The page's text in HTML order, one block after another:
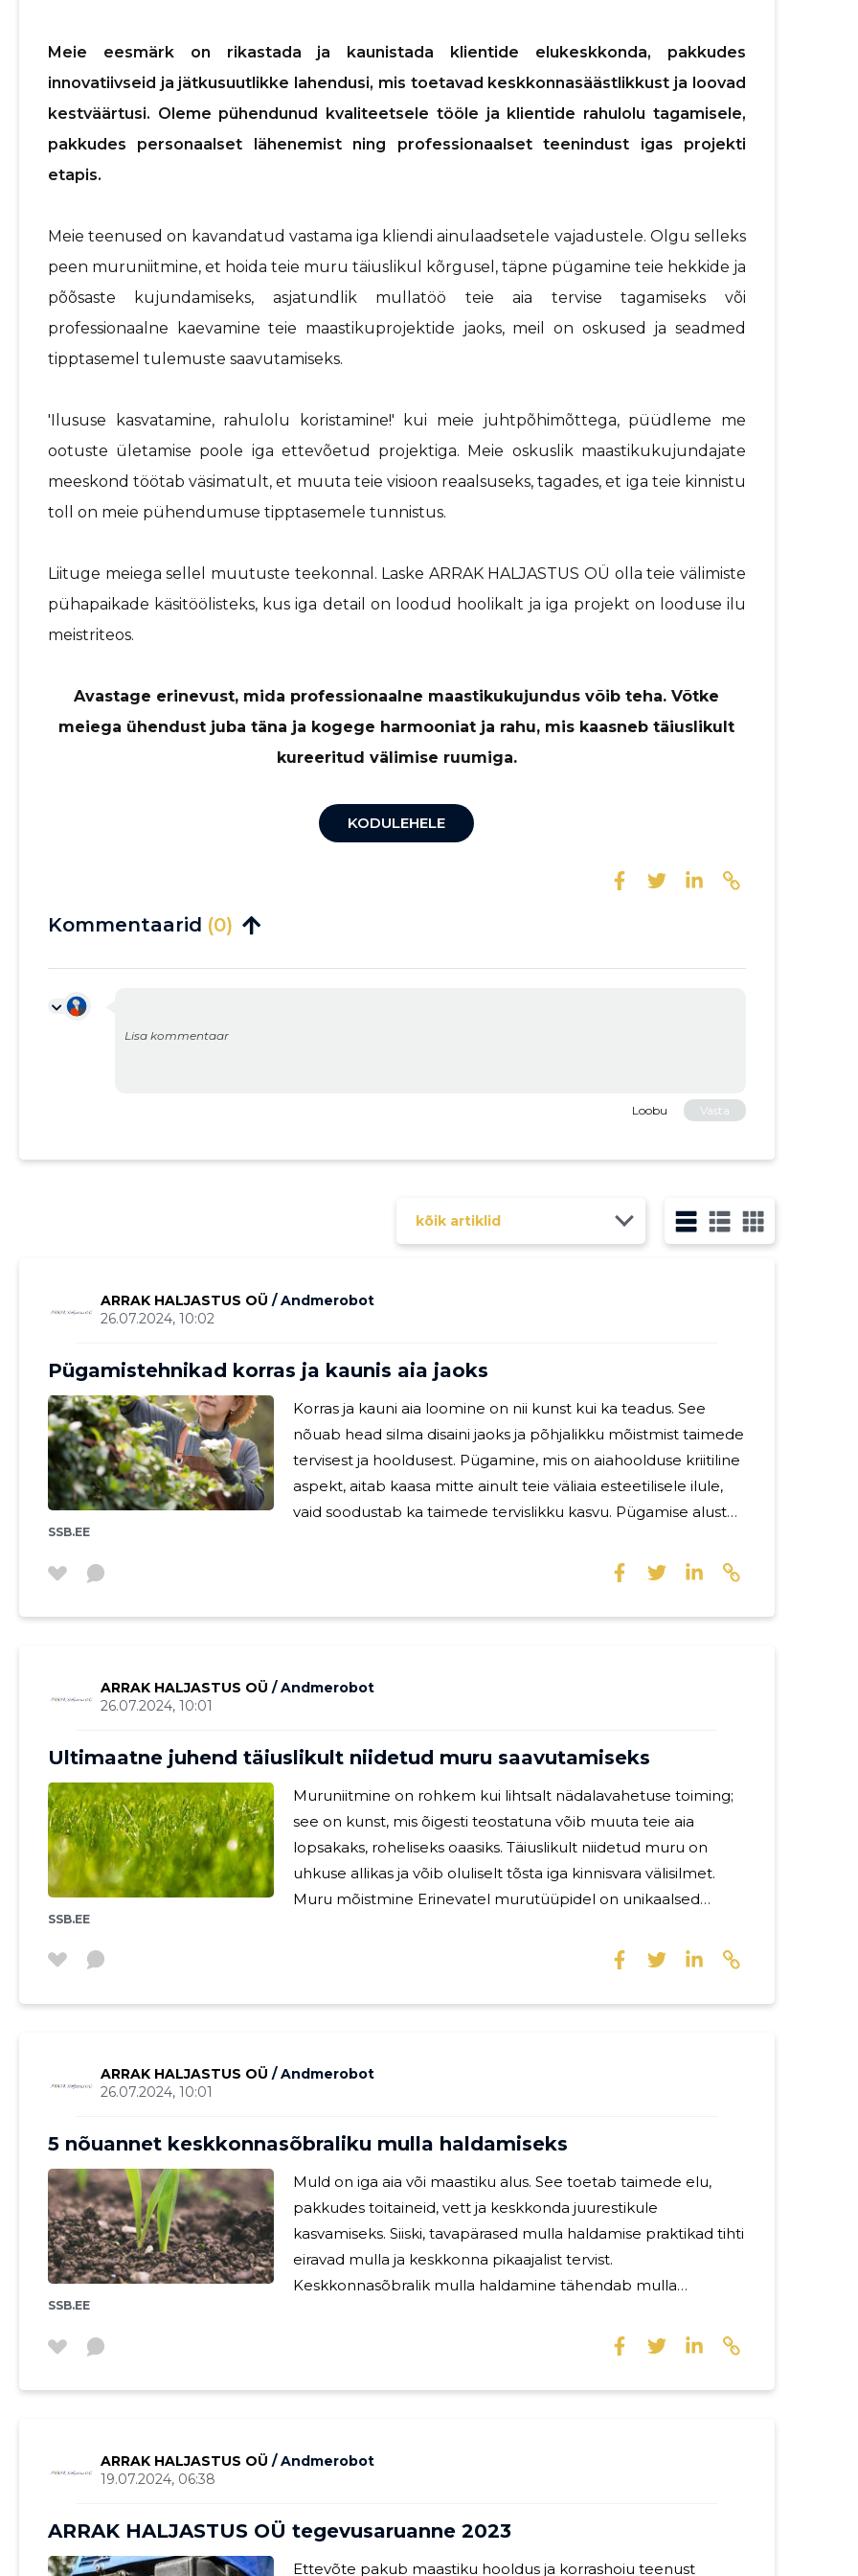
Meie eesmärk on rikastada ja kaunistada klientide elukeskkonda, pakkudes
innovatiivseid ja jätkusuutlikke lahendusi, mis toetavad keskkonnasäästlikkust ja loovad
kestväärtusi. Oleme pühendunud kvaliteetsele tööle ja klientide rahulolu tagamisele,
pakkudes personaalset lähenemist ning professionaalset teenindust igas projekti
etapis.
Meie teenused on kavandatud vastama iga kliendi ainulaadsetele vajadustele. Olgu selleks
peen muruniitmine, et hoida teie muru täiuslikul kõrgusel, täpne pügamine teie hekkide ja
põõsaste kujundamiseks, asjatundlik mullatöö teie aia tervise tagamiseks või
professionaalne kaevamine teie maastikuprojektide jaoks, meil on oskused ja seadmed
tipptasemel tulemuste saavutamiseks.
'Ilususe kasvatamine, rahulolu koristamine!' kui meie juhtpõhimõttega, püüdleme me
ootuste ületamise poole iga ettevõetud projektiga. Meie oskuslik maastikukujundajate
meeskond töötab väsimatult, et muuta teie visioon reaalsuseks, tagades, et iga teie kinnistu
toll on meie pühendumuse tipptasemele tunnistus.
Liituge meiega sellel muutuste teekonnal. Laske ARRAK HALJASTUS OÜ olla teie välimiste
pühapaikade käsitöölisteks, kus iga detail on loodud hoolikalt ja iga projekt on looduse ilu
meistriteos.
Avastage erinevust, mida professionaalne maastikukujundus võib teha. Võtke
meiega ühendust juba täna ja kogege harmooniat ja rahu, mis kaasneb täiuslikult
kureeritud välimise ruumiga.
KODULEHELE
Kommentaarid (0)
Loobu Vasta
kõik artiklid
ARRAK HALJASTUS OÜ / Andmerobot
26.07.2024, 10:02
Pügamistehnikad korras ja kaunis aia jaoks
SSB.EE
Korras ja kauni aia loomine on nii kunst kui ka teadus. See
nõuab head silma disaini jaoks ja põhjalikku mõistmist taimede
tervisest ja hooldusest. Pügamine, mis on aiahoolduse kriitiline
aspekt, aitab kaasa mitte ainult teie väliaia esteetilisele ilule,
vaid soodustab ka taimede tervislikku kasvu. Pügamise aluste
pügamiseks hädavajalik. Käsipügajad, oksakäärid, hekilõikurid
tööriistad. Iga tööriist on mõeldud kindlaks otstarbeks ja sobib
ARRAK HALJASTUS OÜ / Andmerobot
26.07.2024, 10:01
Ultimaatne juhend täiuslikult niidetud muru saavutamiseks
SSB.EE
Muruniitmine on rohkem kui lihtsalt nädalavahetuse toiming;
see on kunst, mis õigesti teostatuna võib muuta teie aia
lopsakaks, roheliseks oaasiks. Täiuslikult niidetud muru on
uhkuse allikas ja võib oluliselt tõsta iga kinnisvara välisilmet.
Muru mõistmine Erinevatel murutüüpidel on unikaalsed
Teadmine, kas teil on jahedama kliima muru nagu näiteks
nõuetekohase muruhoolduse jaoks. Tervisliku muru aluseks
ARRAK HALJASTUS OÜ / Andmerobot
26.07.2024, 10:01
5 nõuannet keskkonnasõbraliku mulla haldamiseks
SSB.EE
Muld on iga aia või maastiku alus. See toetab taimede elu,
pakkudes toitaineid, vett ja keskkonda juurestikule
kasvamiseks. Siiski, tavapärased mulla haldamise praktikad tihti
eiravad mulla ja keskkonna pikaajalist tervist.
Keskkonnasõbralik mulla haldamine tähendab mulla
Tervislik muld kihab elust, sisaldades miljardeid
lagundamisel, toitainete ringluses ja taimede kasvu toetamisel.
ARRAK HALJASTUS OÜ / Andmerobot
19.07.2024, 06:38
ARRAK HALJASTUS OÜ tegevusaruanne 2023
Ettevõte pakub maastiku hooldus ja korrashoiu teenust